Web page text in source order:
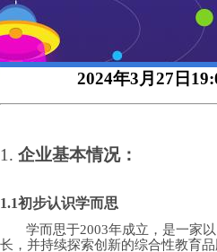
2024年3月27日
1. 企业基本情况：
1.1初步认识学而思
学而思于2003年成立，是一家
长，并持续探索创新的综合性教育